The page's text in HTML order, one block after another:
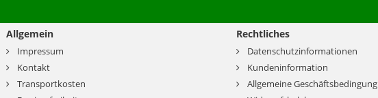
Allgemein
Impressum
Kontakt
Transportkosten
Rechtliches
Datenschutzinformationen
Kundeninformation
Allgemeine Geschäftsbedingung